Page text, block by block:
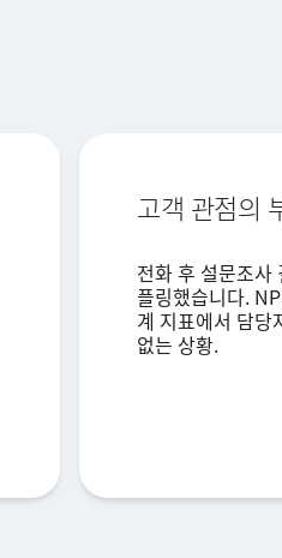
고객 관점의
전화 후 설문조사
플링했습니다.
계 지표에서 담당
없는 상황.